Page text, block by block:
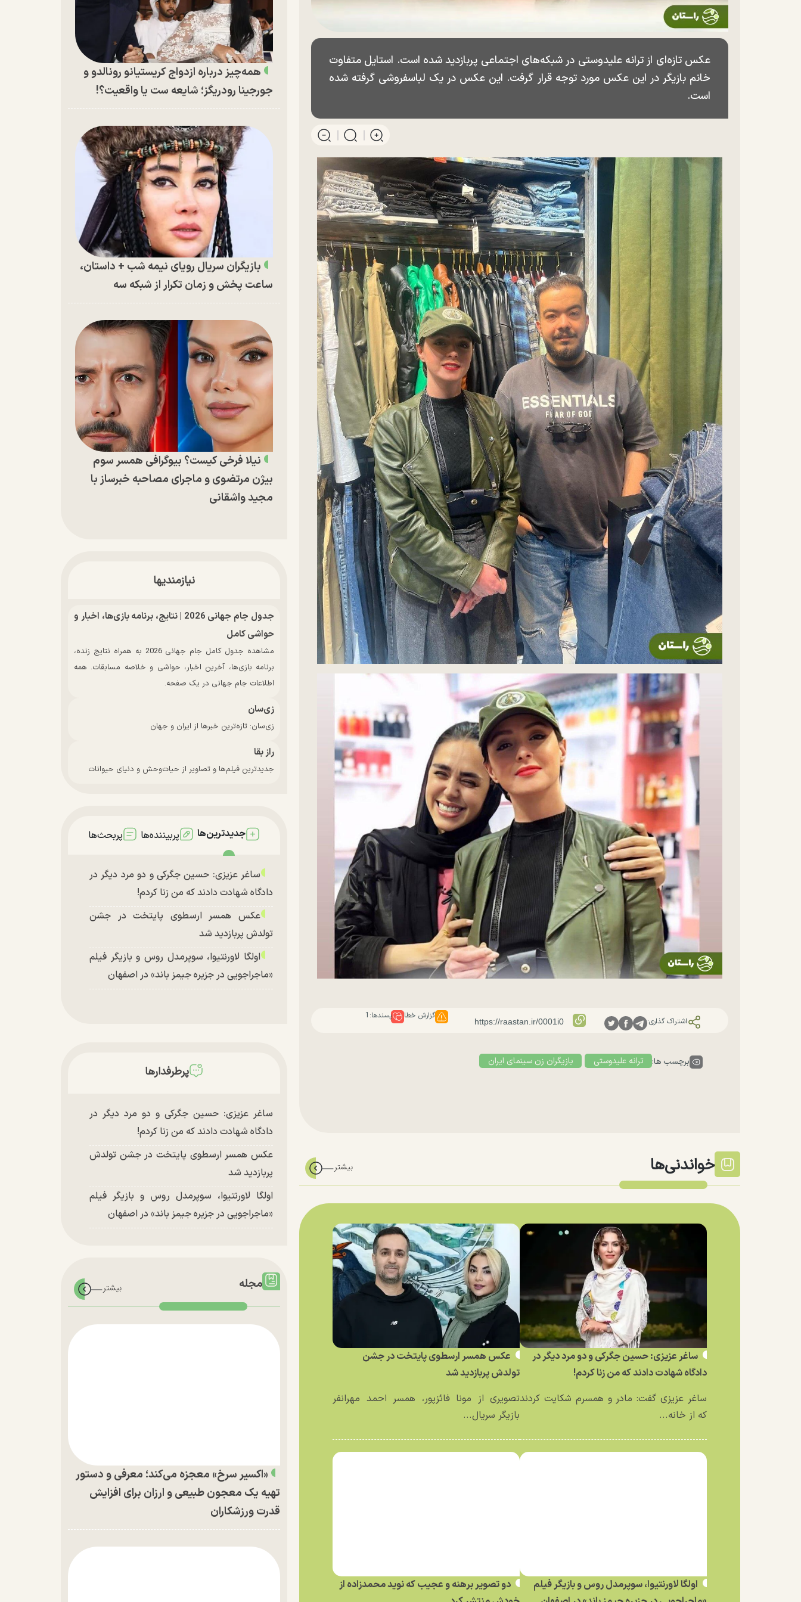
عکس تازه‌ای از ترانه علیدوستی در شبکه‌های اجتماعی پربازدید شده است. استایل متفاوت
خانم بازیگر در این عکس مورد توجه قرار گرفت. این عکس در یک لباسفروشی گرفته شده
است.
اشتراک گذاری:
گزارش خطا پسندها: 1
برچسب ها: ترانه علیدوستی بازیگران زن سینمای ایران
خواندنی‌ها
ساغر عزیزی: حسین جگرکی و دو مرد دیگر در
دادگاه شهادت دادند که من زنا کردم!
ساغر عزیزی گفت: مادر و همسرم شکایت کردند
که از خانه...
عکس همسر ارسطوی پایتخت در جشن
تولدش پربازدید شد
تصویری از مونا فائزپور، همسر احمد مهرانفر
بازیگر سریال...
اولگا لاورنتیوا، سوپرمدل روس و بازیگر فیلم
دو تصویر برهنه و عجیب که نوید محمدزاده از
همه‌چیز درباره ازدواج کریستیانو رونالدو و
جورجینا رودریگز؛ شایعه ست یا واقعیت؟!
بازیگران سریال رویای نیمه شب + داستان،
ساعت پخش و زمان تکرار از شبکه سه
نیلا فرخی کیست؟ بیوگرافی همسر سوم
بیژن مرتضوی و ماجرای مصاحبه خبرساز با
مجید واشقانی
نیازمندیها
جدول جام جهانی 2026 | نتایج، برنامه بازی‌ها، اخبار و
حواشی کامل
مشاهده جدول کامل جام جهانی 2026 به همراه نتایج زنده،
برنامه بازی‌ها، آخرین اخبار، حواشی و خلاصه مسابقات. همه
اطلاعات جام جهانی در یک صفحه.
زی‌سان
زی‌سان: تازه‌ترین خبرها از ایران و جهان
راز بقا
جدیدترین فیلم‌ها و تصاویر از حیات‌وحش و دنیای حیوانات
جدیدترین‌ها پربیننده‌ها پربحث‌ها
ساغر عزیزی: حسین جگرکی و دو مرد دیگر در
دادگاه شهادت دادند که من زنا کردم!
عکس همسر ارسطوی پایتخت در جشن
تولدش پربازدید شد
اولگا لاورنتیوا، سوپرمدل روس و بازیگر فیلم
«ماجراجویی در جزیره جیمز باند» در اصفهان
پرطرفدارها
ساغر عزیزی: حسین جگرکی و دو مرد دیگر در
دادگاه شهادت دادند که من زنا کردم!
عکس همسر ارسطوی پایتخت در جشن تولدش
پربازدید شد
اولگا لاورنتیوا، سوپرمدل روس و بازیگر فیلم
«ماجراجویی در جزیره جیمز باند» در اصفهان
مجله
«اکسیر سرخ» معجزه می‌کند؛ معرفی و دستور
تهیه یک معجون طبیعی و ارزان برای افزایش
قدرت ورزشکاران